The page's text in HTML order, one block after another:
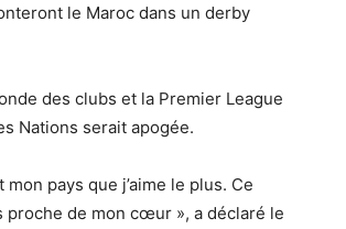
le Maroc dans un derby
des clubs et la Premier League
Nations serait apogée.
pays que j’aime le plus. Ce
de mon cœur », a déclaré le